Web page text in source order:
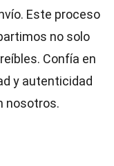
Este proceso
no solo
Confía en
y autenticidad
nosotros.